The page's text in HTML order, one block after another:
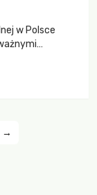
w Polsce
to będzie
→